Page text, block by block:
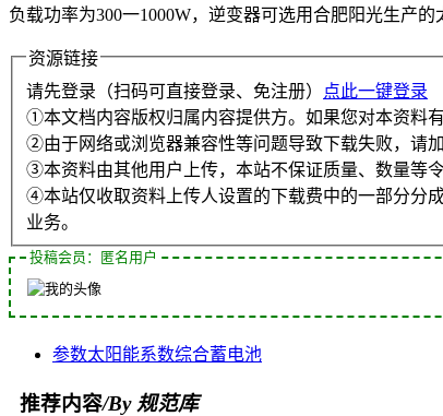
负载功率为300一1000W，逆变器可选用合肥阳光生产
资源链接
请先登录（扫码可直接登录、免注册）
点此一键登录
①本文档内容版权归属内容提供方。如果您对本资料
②由于网络或浏览器兼容性等问题导致下载失败，请
③本资料由其他用户上传，本站不保证质量、数量等
④本站仅收取资料上传人设置的下载费中的一部分分
业务。
投稿会员：匿名用户
参数太阳能系数综合蓄电池
推荐内容/By 规范库